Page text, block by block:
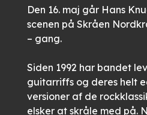
Den 16. maj går Hans
scenen på Skråen
– gang.
Siden 1992 har bandet
guitarriffs og deres helt
versioner af de
elsker at skråle med på.